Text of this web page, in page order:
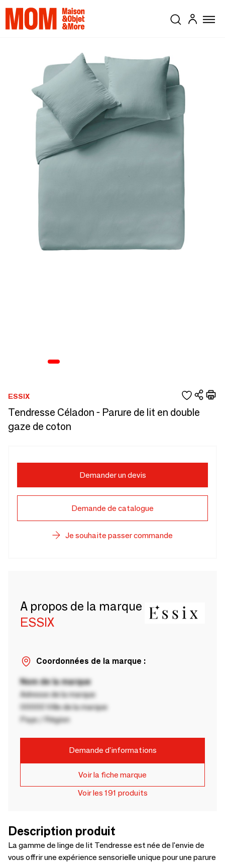
ESSIX
Tendresse Céladon - Parure de lit en double
gaze de coton
Demander un devis
Demande de catalogue
Je souhaite passer commande
A propos de la marque
ESSIX
Coordonnées de la marque :
Nom de la marque
Adresse de la marque
00000 Ville de la marque
Pays / Région
Demande d'informations
Voir la fiche marque
Voir les 191 produits
Description produit
La gamme de linge de lit Tendresse est née de l'envie de
vous offrir une expérience sensorielle unique pour une parure